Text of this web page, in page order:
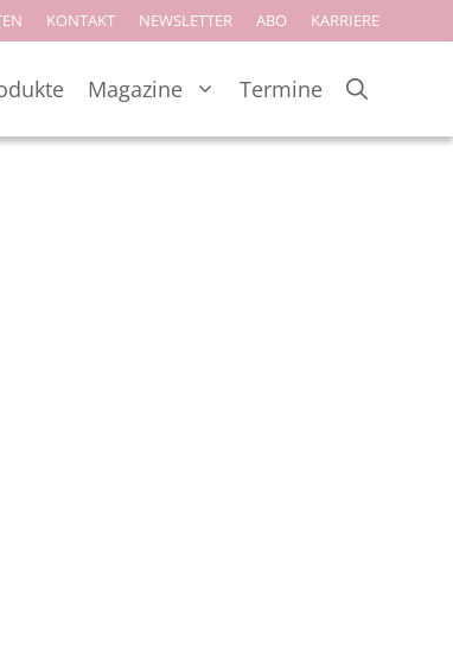
KONTAKT NEWSLETTER ABO KARRIERE
Magazine Termine